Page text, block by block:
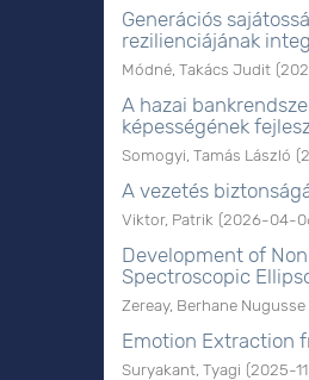
Generációs
rezilienciájának
Módné, Takács Judit (
A hazai
képességének
Somogyi, Tamás László (
A vezetés
Viktor, Patrik (2026-04-
Development of
Spectroscopic
Zereay, Berhane Nugusse
Emotion Extraction
Suryakant, Tyagi (2025-